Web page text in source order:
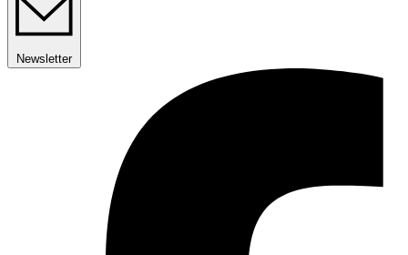
Newsletter